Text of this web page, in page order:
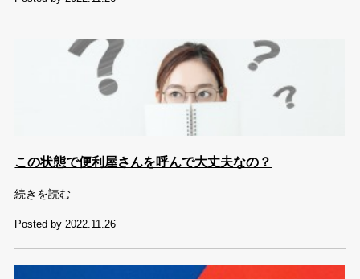
この状態で便利屋さんを呼んで大丈夫なの？
続きを読む
Posted by 2022.11.26